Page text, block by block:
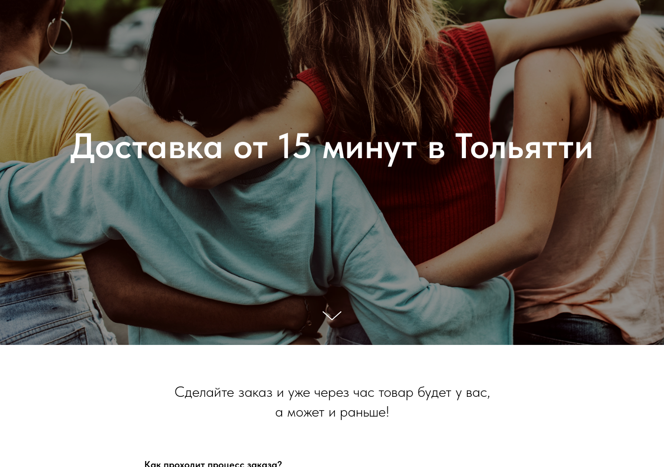
Доставка от 15 минут в Тольятти
Сделайте заказ и уже через час товар будет у вас,
а может и раньше!